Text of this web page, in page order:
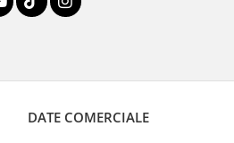
DATE COMERCIALE